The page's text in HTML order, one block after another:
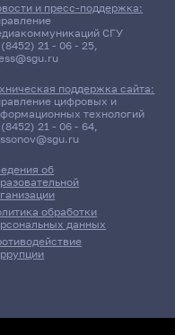
об
обработки
данных
и пресс-поддержка:
СГУ
(8452) 21 - 06 - 25,
поддержка сайта:
цифровых и
технологий
(8452) 21 - 06 - 64,